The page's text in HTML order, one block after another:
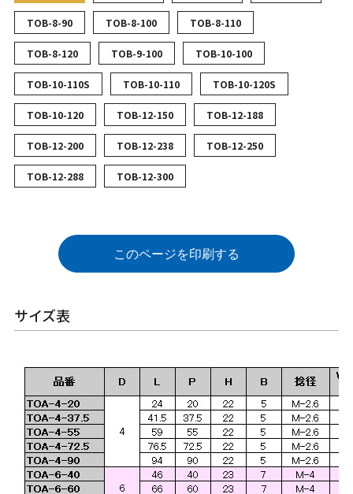
TOB-8-90 TOB-8-100 TOB-8-110
TOB-8-120 TOB-9-100 TOB-10-100
TOB-10-110S TOB-10-110 TOB-10-120S
TOB-10-120 TOB-12-150 TOB-12-188
TOB-12-200 TOB-12-238 TOB-12-250
TOB-12-288 TOB-12-300
このページを印刷する
サイズ表